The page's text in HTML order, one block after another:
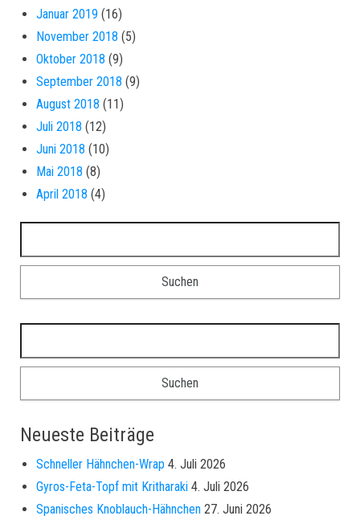
Januar 2019 (16)
November 2018 (5)
Oktober 2018 (9)
September 2018 (9)
August 2018 (11)
Juli 2018 (12)
Juni 2018 (10)
Mai 2018 (8)
April 2018 (4)
Neueste Beiträge
Schneller Hähnchen-Wrap 4. Juli 2026
Gyros-Feta-Topf mit Kritharaki 4. Juli 2026
Spanisches Knoblauch-Hähnchen 27. Juni 2026